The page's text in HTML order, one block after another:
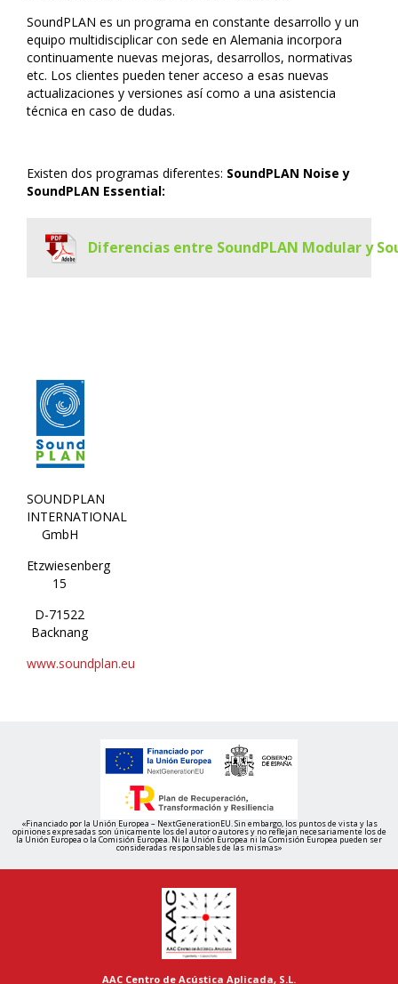
SoundPLAN es un programa en constante desarrollo y un
equipo multidisciplicar con sede en Alemania incorpora
continuamente nuevas mejoras, desarrollos, normativas
etc. Los clientes pueden tener acceso a esas nuevas
actualizaciones y versiones así como a una asistencia
técnica en caso de dudas.
Existen dos programas diferentes: SoundPLAN Noise y
SoundPLAN Essential:
Diferencias entre SoundPLAN Modular y
SOUNDPLAN
INTERNATIONAL
GmbH
Etzwiesenberg
15
D-71522
Backnang
www.soundplan.eu
«Financiado por la Unión Europea – NextGenerationEU. Sin embargo, los puntos de vista y las
opiniones expresadas son únicamente los del autor o autores y no reflejan necesariamente los de
la Unión Europea o la Comisión Europea. Ni la Unión Europea ni la Comisión Europea pueden ser
consideradas responsables de las mismas»
AAC Centro de Acústica Aplicada, S.L.